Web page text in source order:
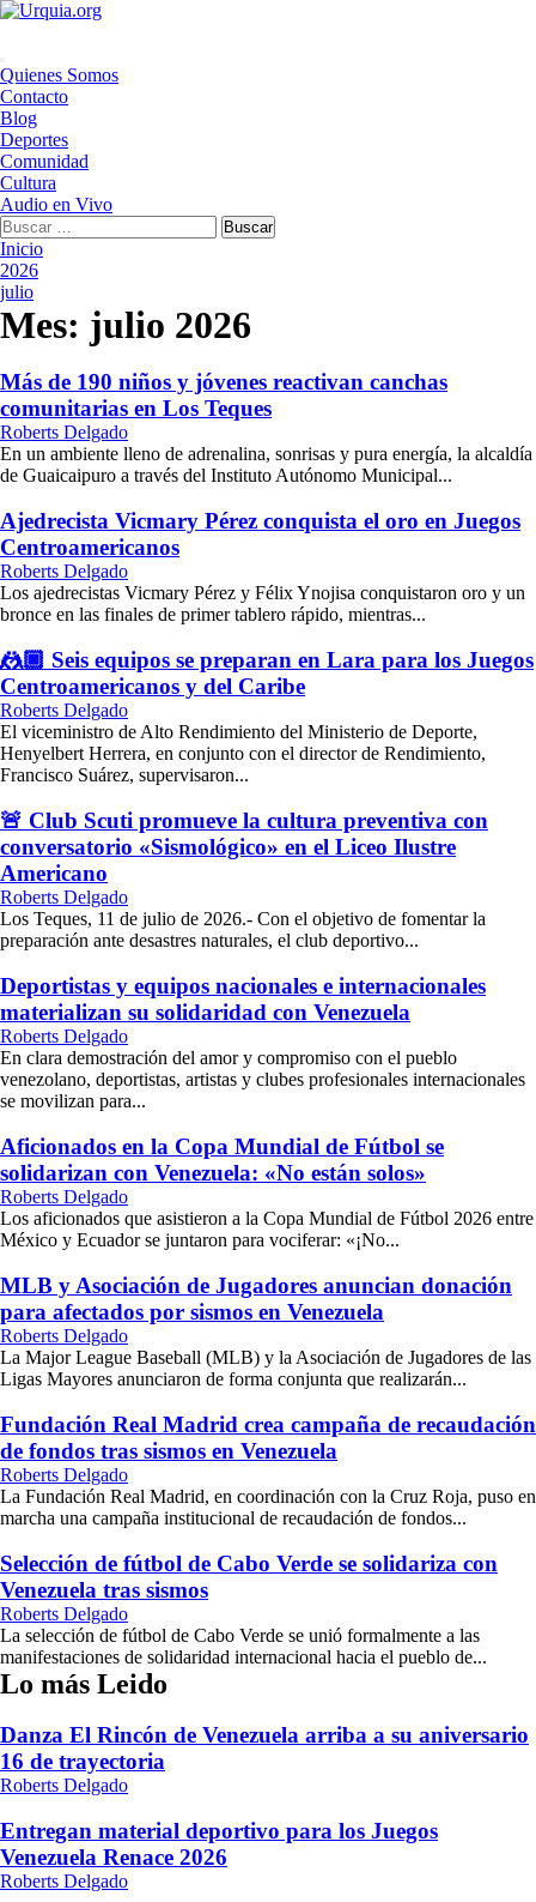
Saltar
Menú
principal
Quienes Somos
Contacto
Blog
Deportes
Comunidad
Cultura
Audio en Vivo
Buscar:
Inicio
2026
julio
Mes: julio 2026
Más de 190 niños y jóvenes reactivan canchas
comunitarias en Los Teques
Roberts Delgado
En un ambiente lleno de adrenalina, sonrisas y pura energía, la alcaldía
de Guaicaipuro a través del Instituto Autónomo Municipal...
Ajedrecista Vicmary Pérez conquista el oro en Juegos
Centroamericanos
Roberts Delgado
Los ajedrecistas Vicmary Pérez y Félix Ynojisa conquistaron oro y un
bronce en las finales de primer tablero rápido, mientras...
🤼🏿 Seis equipos se preparan en Lara para los Juegos
Centroamericanos y del Caribe
Roberts Delgado
El viceministro de Alto Rendimiento del Ministerio de Deporte,
Henyelbert Herrera, en conjunto con el director de Rendimiento,
Francisco Suárez, supervisaron...
🚨 Club Scuti promueve la cultura preventiva con
conversatorio «Sismológico» en el Liceo Ilustre
Americano
Roberts Delgado
Los Teques, 11 de julio de 2026.- Con el objetivo de fomentar la
preparación ante desastres naturales, el club deportivo...
Deportistas y equipos nacionales e internacionales
materializan su solidaridad con Venezuela
Roberts Delgado
En clara demostración del amor y compromiso con el pueblo
venezolano, deportistas, artistas y clubes profesionales internacionales
se movilizan para...
Aficionados en la Copa Mundial de Fútbol se
solidarizan con Venezuela: «No están solos»
Roberts Delgado
Los aficionados que asistieron a la Copa Mundial de Fútbol 2026 entre
México y Ecuador se juntaron para vociferar: «¡No...
MLB y Asociación de Jugadores anuncian donación
para afectados por sismos en Venezuela
Roberts Delgado
La Major League Baseball (MLB) y la Asociación de Jugadores de las
Ligas Mayores anunciaron de forma conjunta que realizarán...
Fundación Real Madrid crea campaña de recaudación
de fondos tras sismos en Venezuela
Roberts Delgado
La Fundación Real Madrid, en coordinación con la Cruz Roja, puso en
marcha una campaña institucional de recaudación de fondos...
Selección de fútbol de Cabo Verde se solidariza con
Venezuela tras sismos
Roberts Delgado
La selección de fútbol de Cabo Verde se unió formalmente a las
manifestaciones de solidaridad internacional hacia el pueblo de...
Lo más Leido
Danza El Rincón de Venezuela arriba a su aniversario
16 de trayectoria
Roberts Delgado
Entregan material deportivo para los Juegos
Venezuela Renace 2026
Roberts Delgado